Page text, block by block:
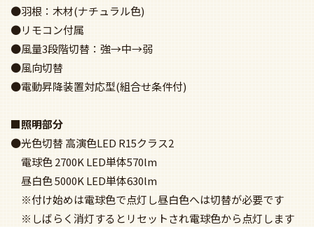
●羽根：木材(ナチュラル色)
●リモコン付属
●風量3段階切替：強→中→弱
●風向切替
●電動昇降装置対応型(組合せ条件付)
■照明部分
●光色切替 高演色LED R15クラス2
電球色 2700K LED単体570lm
昼白色 5000K LED単体630lm
※付け始めは電球色で点灯し昼白色へは切替が必要です
※しばらく消灯するとリセットされ電球色から点灯します